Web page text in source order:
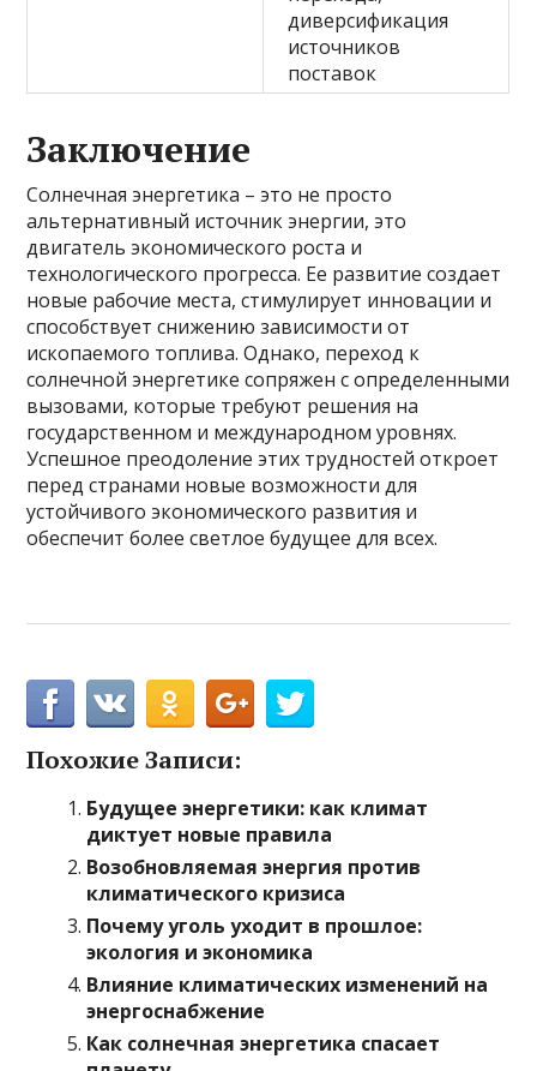
диверсификация
источников
поставок
Заключение
Солнечная энергетика – это не просто
альтернативный источник энергии, это
двигатель экономического роста и
технологического прогресса. Ее развитие создает
новые рабочие места, стимулирует инновации и
способствует снижению зависимости от
ископаемого топлива. Однако, переход к
солнечной энергетике сопряжен с определенными
вызовами, которые требуют решения на
государственном и международном уровнях.
Успешное преодоление этих трудностей откроет
перед странами новые возможности для
устойчивого экономического развития и
обеспечит более светлое будущее для всех.
Похожие Записи:
Будущее энергетики: как климат
диктует новые правила
Возобновляемая энергия против
климатического кризиса
Почему уголь уходит в прошлое:
экология и экономика
Влияние климатических изменений на
энергоснабжение
Как солнечная энергетика спасает